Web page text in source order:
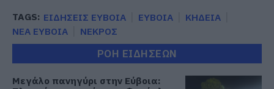
TAGS: ΕΙΔΗΣΕΙΣ ΕΥΒΟΙΑ ΕΥΒΟΙΑ
ΚΗΔΕΙΑ
ΝΕΑ ΕΥΒΟΙΑ
ΝΕΚΡΟΣ
ΡΟΗ ΕΙΔΗΣΕΩΝ
Μεγάλο πανηγύρι στην Εύβοια: